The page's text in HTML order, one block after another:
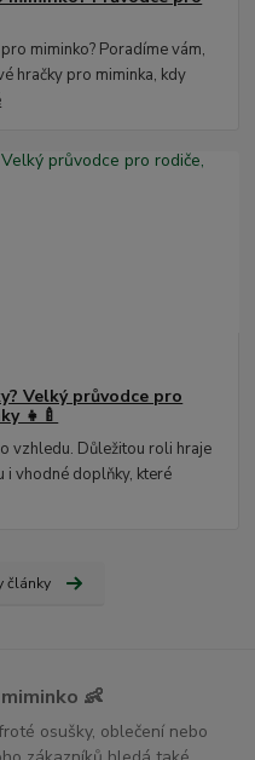
miminko? Poradíme vám,
hračky pro miminka, kdy
Velký průvodce pro
👧🍼
vzhledu. Důležitou roli hraje
i vhodné doplňky, které
články
👶
osušky, oblečení nebo